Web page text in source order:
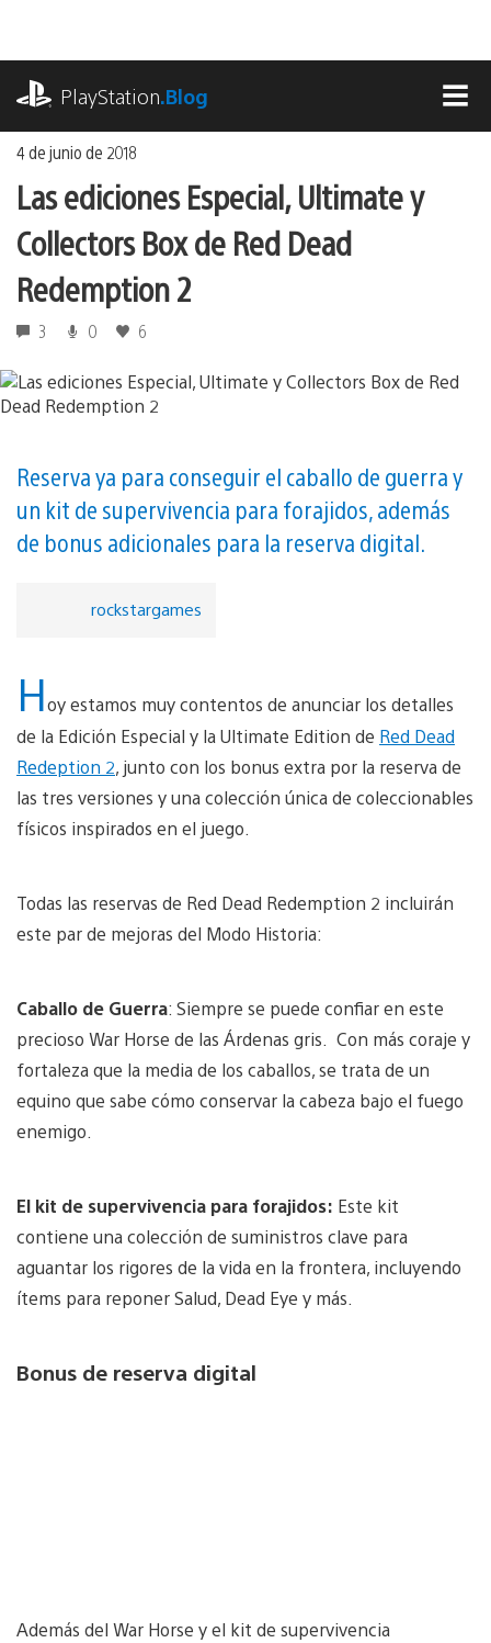
contenido
PlayStation.Blog
4 de junio de 2018
Las ediciones Especial, Ultimate y
Collectors Box de Red Dead
Redemption 2
3 0 6
Reserva ya para conseguir el caballo de guerra y
un kit de supervivencia para forajidos, además
de bonus adicionales para la reserva digital.
rockstargames
Hoy estamos muy contentos de anunciar los detalles
de la Edición Especial y la Ultimate Edition de Red Dead
Redeption 2, junto con los bonus extra por la reserva de
las tres versiones y una colección única de coleccionables
físicos inspirados en el juego.
Todas las reservas de Red Dead Redemption 2 incluirán
este par de mejoras del Modo Historia:
Caballo de Guerra: Siempre se puede confiar en este
precioso War Horse de las Árdenas gris. Con más coraje y
fortaleza que la media de los caballos, se trata de un
equino que sabe cómo conservar la cabeza bajo el fuego
enemigo.
El kit de supervivencia para forajidos: Este kit
contiene una colección de suministros clave para
aguantar los rigores de la vida en la frontera, incluyendo
ítems para reponer Salud, Dead Eye y más.
Bonus de reserva digital
Además del War Horse y el kit de supervivencia